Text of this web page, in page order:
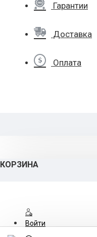
Гарантии
Доставка
Оплата
КОРЗИНА
Войти